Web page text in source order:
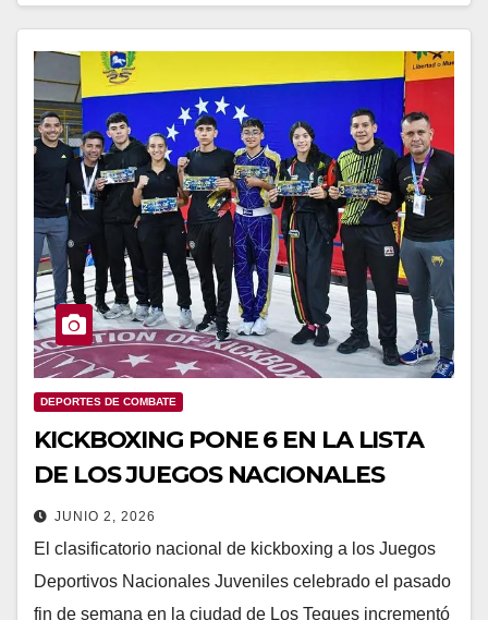
DEPORTES DE COMBATE
KICKBOXING PONE 6 EN LA LISTA
DE LOS JUEGOS NACIONALES
JUNIO 2, 2026
El clasificatorio nacional de kickboxing a los Juegos
Deportivos Nacionales Juveniles celebrado el pasado
fin de semana en la ciudad de Los Teques incrementó